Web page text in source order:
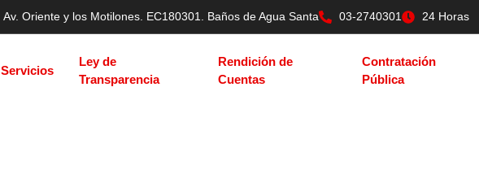
Av. Oriente y los Motilones. EC180301. Baños de Agua Santa 03-2740301 24 Horas
Servicios
Ley de
Transparencia
Rendición de
Cuentas
Contratación
Pública